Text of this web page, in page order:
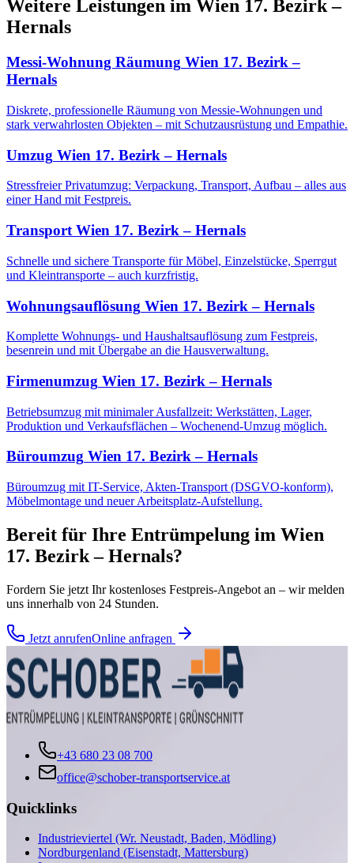
Weitere Leistungen im Wien 17. Bezirk –
Hernals
Messi-Wohnung Räumung Wien 17. Bezirk –
Hernals
Diskrete, professionelle Räumung von Messie-Wohnungen und
stark verwahrlosten Objekten – mit Schutzausrüstung und Empathie.
Umzug Wien 17. Bezirk – Hernals
Stressfreier Privatumzug: Verpackung, Transport, Aufbau – alles aus
einer Hand mit Festpreis.
Transport Wien 17. Bezirk – Hernals
Schnelle und sichere Transporte für Möbel, Einzelstücke, Sperrgut
und Kleintransporte – auch kurzfristig.
Wohnungsauflösung Wien 17. Bezirk – Hernals
Komplette Wohnungs- und Haushaltsauflösung zum Festpreis,
besenrein und mit Übergabe an die Hausverwaltung.
Firmenumzug Wien 17. Bezirk – Hernals
Betriebsumzug mit minimaler Ausfallzeit: Werkstätten, Lager,
Produktion und Verkaufsflächen – Wochenend-Umzug möglich.
Büroumzug Wien 17. Bezirk – Hernals
Büroumzug mit IT-Service, Akten-Transport (DSGVO-konform),
Möbelmontage und neuer Arbeitsplatz-Aufstellung.
Bereit für Ihre Entrümpelung im Wien
17. Bezirk – Hernals?
Fordern Sie jetzt Ihr kostenloses Festpreis-Angebot an – wir melden
uns innerhalb von 24 Stunden.
Jetzt anrufenOnline anfragen
+43 680 23 08 700
office@schober-transportservice.at
Quicklinks
Industrieviertel (Wr. Neustadt, Baden, Mödling)
Nordburgenland (Eisenstadt, Mattersburg)